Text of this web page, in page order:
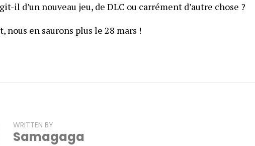
il d’un nouveau jeu, de DLC ou carrément d’autre chose ?
nous en saurons plus le 28 mars !
WRITTEN BY
Samagaga